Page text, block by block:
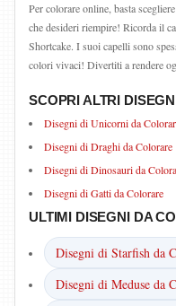
Per colorare online, basta
che desideri riempire! Ricorda il
Shortcake. I suoi capelli sono
colori vivaci! Divertiti a rendere
SCOPRI ALTRI
Disegni di Unicorni da
Disegni di Draghi da Colorare
Disegni di Dinosauri da
Disegni di Gatti da Colorare
ULTIMI DISEGNI DA
Disegni di Starfish da
Disegni di Meduse da